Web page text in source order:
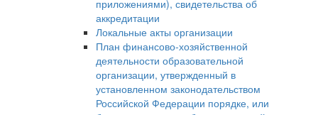
приложениями), свидетельства об
аккредитации
Локальные акты организации
План финансово-хозяйственной
деятельности образовательной
организации, утвержденный в
установленном законодательством
Российской Федерации порядке, или